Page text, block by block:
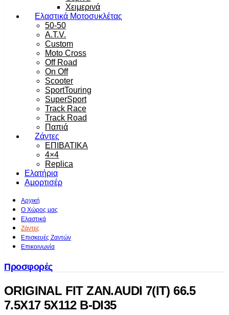
Χειμερινά
Ελαστικά Μοτοσυκλέτας
50-50
A.T.V.
Custom
Moto Cross
Off Road
On Off
Scooter
SportTouring
SuperSport
Track Race
Track Road
Παπιά
Ζάντες
ΕΠΙΒΑΤΙΚΑ
4×4
Replica
Ελατήρια
Αμορτισέρ
Αρχική
Ο Χώρος μας
Ελαστικά
Ζάντες
Επισκευές Ζαντών
Επικοινωνία
Προσφορές
ORIGINAL FIT ZAN.AUDI 7(IT) 66.5
7.5X17 5X112 B-DI35